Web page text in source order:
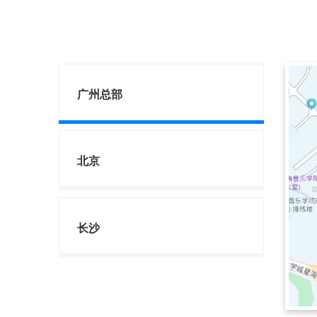
广州总部
北京
长沙